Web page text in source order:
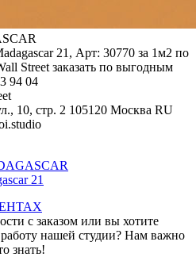
21, Арт: 30770 за 1м2 по
Street заказать по выгодным
94 04
10, стр. 2 105120 Москва RU
21
с заказом или вы хотите
нашей студии? Нам важно
знать!